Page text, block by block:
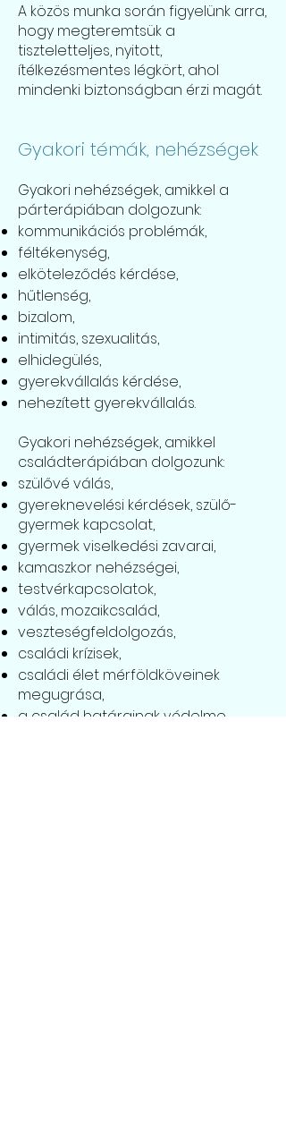
A közös munka során figyelünk arra,
hogy megteremtsük a
tiszteletteljes, nyitott,
ítélkezésmentes légkört, ahol
mindenki biztonságban érzi magát.
Gyakori témák, nehézségek
Gyakori nehézségek, amikkel a
párterápiában dolgozunk:
kommunikációs problémák,
féltékenység,
elköteleződés kérdése,
hűtlenség,
bizalom,
intimitás, szexualitás,
elhidegülés,
gyerekvállalás kérdése,
nehezített gyerekvállalás.
Gyakori nehézségek, amikkel
családterápiában dolgozunk:
szülővé válás,
gyereknevelési kérdések, szülő-
gyermek kapcsolat,
gyermek viselkedési zavarai,
kamaszkor nehézségei,
testvérkapcsolatok,
válás, mozaikcsalád,
veszteségfeldolgozás,
családi krízisek,
családi élet mérföldköveinek
megugrása,
a család határainak védelme,